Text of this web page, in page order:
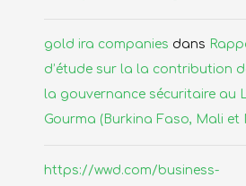
gold ira companies dans
d’étude sur la la contribution
la gouvernance sécuritaire au
Gourma (Burkina Faso, Mali et
https://wwd.com/business-